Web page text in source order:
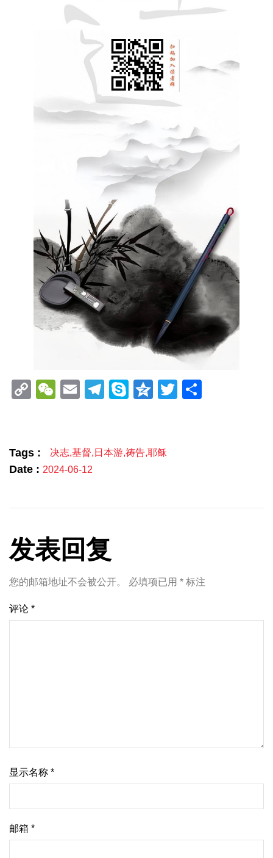
CopyWeChat
EmailTelegram
SkypeQzoneTwitter
Tags : 决志,基督, 日本游,祷告,耶稣
Date : 2024-06-12
发表回复
您的邮箱地址不会被公开。 必填项已用 * 标注
评论 *
显示名称 *
邮箱 *